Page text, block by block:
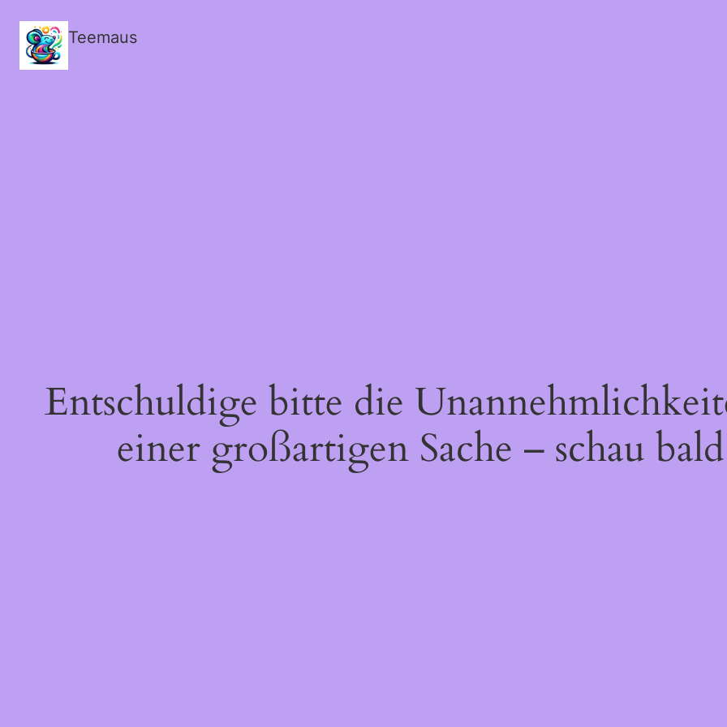
Teemaus
Entschuldige bitte die
einer großartigen Sache – schau